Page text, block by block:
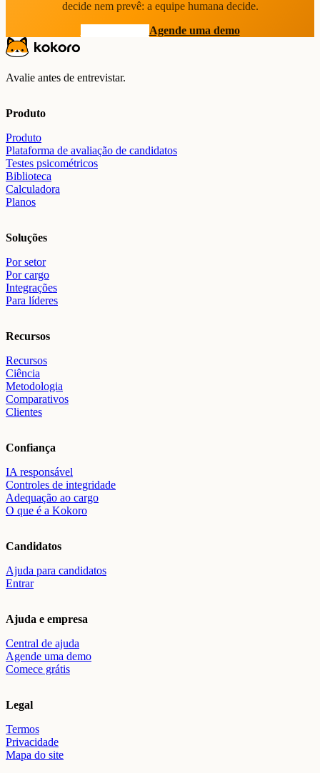
decide nem prevê: a equipe humana decide.
Agende uma demo
Avalie antes de entrevistar.
Produto
Produto
Plataforma de avaliação de candidatos
Testes psicométricos
Biblioteca
Calculadora
Planos
Soluções
Por setor
Por cargo
Integrações
Para líderes
Recursos
Recursos
Ciência
Metodologia
Comparativos
Clientes
Confiança
IA responsável
Controles de integridade
Adequação ao cargo
O que é a Kokoro
Candidatos
Ajuda para candidatos
Entrar
Ajuda e empresa
Central de ajuda
Agende uma demo
Comece grátis
Legal
Termos
Privacidade
Mapa do site